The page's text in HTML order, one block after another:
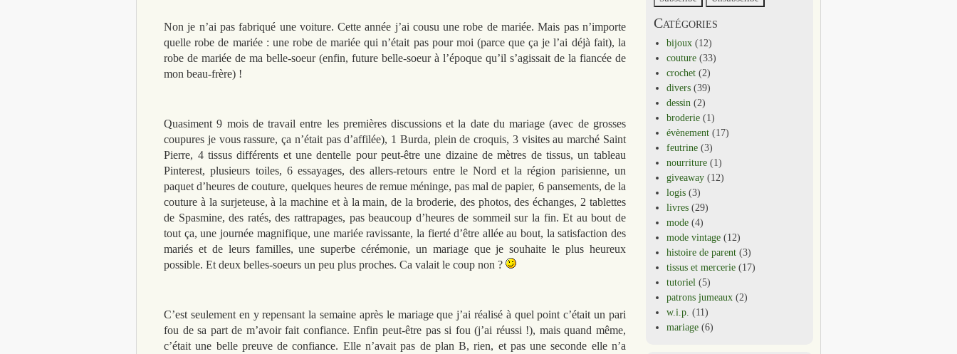
Non je n’ai pas fabriqué une voiture. Cette année j’ai cousu une robe de mariée. Mais pas n’importe
quelle robe de mariée : une robe de mariée qui n’était pas pour moi (parce que ça je l’ai déjà fait), la
robe de mariée de ma belle-soeur (enfin, future belle-soeur à l’époque qu’il s’agissait de la fiancée de
mon beau-frère) !
Quasiment 9 mois de travail entre les premières discussions et la date du mariage (avec de grosses
coupures je vous rassure, ça n’était pas d’affilée), 1 Burda, plein de croquis, 3 visites au marché Saint
Pierre, 4 tissus différents et une dentelle pour peut-être une dizaine de mètres de tissus, un tableau
Pinterest, plusieurs toiles, 6 essayages, des allers-retours entre le Nord et la région parisienne, un
paquet d’heures de couture, quelques heures de remue méninge, pas mal de papier, 6 pansements, de la
couture à la surjeteuse, à la machine et à la main, de la broderie, des photos, des échanges, 2 tablettes
de Spasmine, des ratés, des rattrapages, pas beaucoup d’heures de sommeil sur la fin. Et au bout de
tout ça, une journée magnifique, une mariée ravissante, la fierté d’être allée au bout, la satisfaction des
mariés et de leurs familles, une superbe cérémonie, un mariage que je souhaite le plus heureux
possible. Et deux belles-soeurs un peu plus proches. Ca valait le coup non ?
C’est seulement en y repensant la semaine après le mariage que j’ai réalisé à quel point c’était un pari
fou de sa part de m’avoir fait confiance. Enfin peut-être pas si fou (j’ai réussi !), mais quand même,
c’était une belle preuve de confiance. Elle n’avait pas de plan B, rien, et pas une seconde elle n’a
Catégories
bijoux (12)
couture (33)
crochet (2)
divers (39)
dessin (2)
broderie (1)
évènement (17)
feutrine (3)
nourriture (1)
giveaway (12)
logis (3)
livres (29)
mode (4)
mode vintage (12)
histoire de parent (3)
tissus et mercerie (17)
tutoriel (5)
patrons jumeaux (2)
w.i.p. (11)
mariage (6)